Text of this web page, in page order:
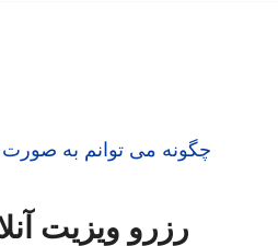
چگونه می توانم به صورت
رزرو ویزیت